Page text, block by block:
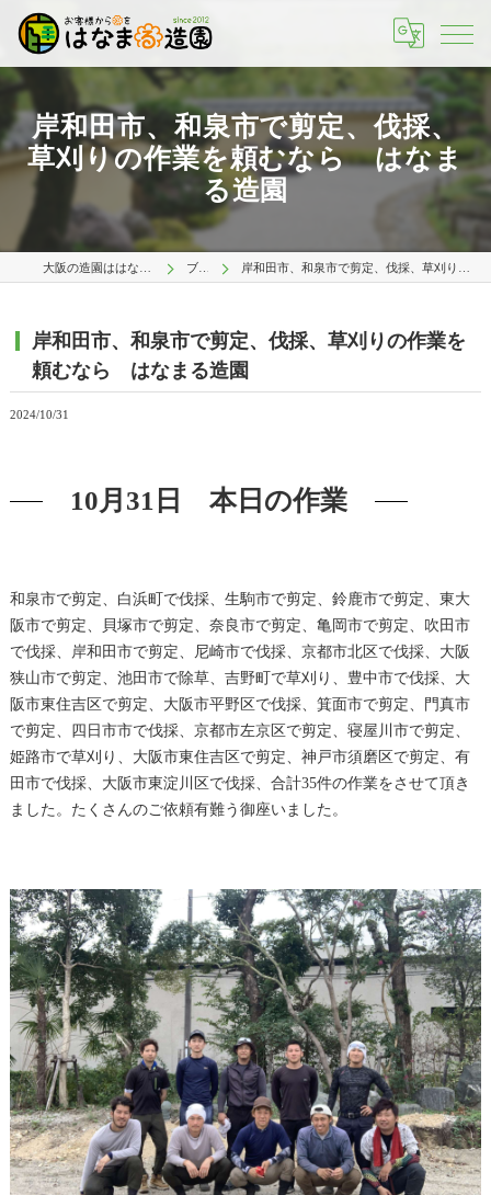
岸和田市、和泉市で剪定、伐採、
草刈りの作業を頼むなら はなま
る造園
ブログ 岸和田市、和泉市で剪定、伐採、草刈りの作業を頼むなら はなまる造園
岸和田市、和泉市で剪定、伐採、草刈りの作業を
頼むなら はなまる造園
2024/10/31
10月31日 本日の作業
和泉市で剪定、白浜町で伐採、生駒市で剪定、鈴鹿市で剪定、東大
阪市で剪定、貝塚市で剪定、奈良市で剪定、亀岡市で剪定、吹田市
で伐採、岸和田市で剪定、尼崎市で伐採、京都市北区で伐採、大阪
狭山市で剪定、池田市で除草、吉野町で草刈り、豊中市で伐採、大
阪市東住吉区で剪定、大阪市平野区で伐採、箕面市で剪定、門真市
で剪定、四日市市で伐採、京都市左京区で剪定、寝屋川市で剪定、
姫路市で草刈り、大阪市東住吉区で剪定、神戸市須磨区で剪定、有
田市で伐採、大阪市東淀川区で伐採、合計35件の作業をさせて頂き
ました。たくさんのご依頼有難う御座いました。